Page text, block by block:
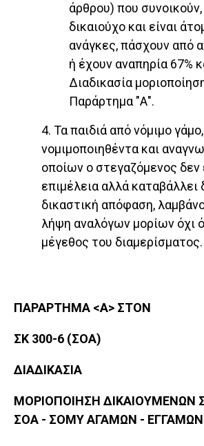
άρθρου) που
δικαιούχο και είναι
ανάγκες, πάσχουν από
ή έχουν αναπηρία 67%
Διαδικασία
Παράρτημα "Α".
4. Τα παιδιά από νόμιμο
νομιμοποιηθέντα και
οποίων ο στεγαζόμενος δεν
επιμέλεια αλλά καταβάλλει
δικαστική απόφαση,
λήψη αναλόγων μορίων όχι
μέγεθος του διαμερίσματος.
ΠΑΡΑΡΤΗΜΑ <Α> ΣΤΟΝ
ΣΚ 300-6 (ΣΟΑ)
ΔΙΑΔΙΚΑΣΙΑ
ΜΟΡΙΟΠΟΙΗΣΗ ΔΙΚΑΙΟΥΜΕΝΩΝ
ΣΟΑ - ΣΟΜΥ ΑΓΑΜΩΝ - ΕΓΓΑΜΩΝ